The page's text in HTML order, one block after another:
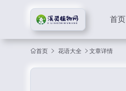
首页
首页 花语大全 文章详情